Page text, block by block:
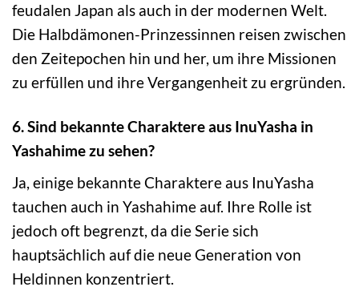
feudalen Japan als auch in der modernen Welt.
Die Halbdämonen-Prinzessinnen reisen zwischen
den Zeitepochen hin und her, um ihre Missionen
zu erfüllen und ihre Vergangenheit zu ergründen.
6. Sind bekannte Charaktere aus InuYasha in
Yashahime zu sehen?
Ja, einige bekannte Charaktere aus InuYasha
tauchen auch in Yashahime auf. Ihre Rolle ist
jedoch oft begrenzt, da die Serie sich
hauptsächlich auf die neue Generation von
Heldinnen konzentriert.